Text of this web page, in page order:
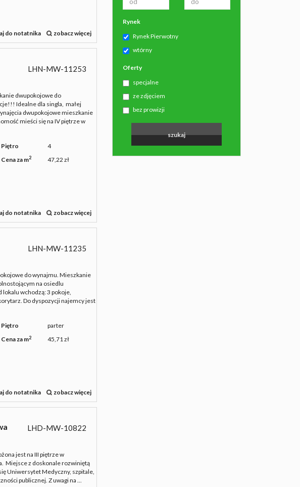
do notatnika zobacz więcej
LHN-MW-11253
dwupokojowe do
Idealne dla singla, małej
dwupokojowe mieszkanie
mieści się na IV piętrze w
Piętro
4
Cena za m2 47,22 zł
do notatnika zobacz więcej
LHN-MW-11235
do wynajmu. Mieszkanie
na osiedlu
lokalu wchodzą: 3 pokoje,
Do dyspozycji najemcy jest
Piętro
parter
Cena za m2 45,71 zł
do notatnika zobacz więcej
LHD-MW-10822
jest na III piętrze w
Miejsce z doskonale rozwiniętą
Uniwersytet Medyczny, szpitale,
publicznej. Z uwagi na ...
Rynek
Rynek Pierwotny
wtórny
Oferty
specjalne
ze zdjęciem
bez prowizji